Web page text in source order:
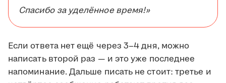
Спасибо за уделённое время!»
Если ответа нет ещё через 3–4 дня, можно
написать второй раз — и это уже последнее
напоминание. Дальше писать не стоит: третье и